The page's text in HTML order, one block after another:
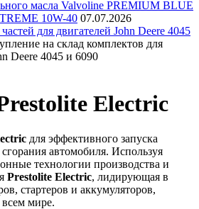
масла Valvoline PREMIUM BLUE
10W-40 07.07.2026
для двигателей John Deere 4045
на склад комплектов для
Deere 4045 и 6090
Electric
для эффективного запуска
автомобиля. Используя
технологии производства и
Prestolite Electric, лидирующая в
стартеров и аккумуляторов,
всем мире.